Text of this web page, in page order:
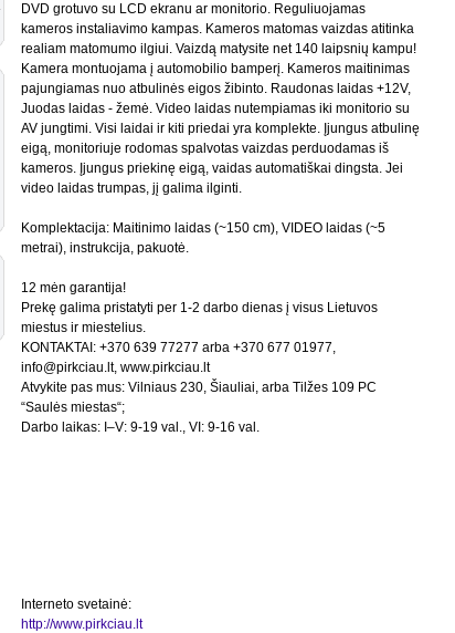
DVD grotuvo su LCD ekranu ar monitorio. Reguliuojamas
kameros instaliavimo kampas. Kameros matomas vaizdas atitinka
realiam matomumo ilgiui. Vaizdą matysite net 140 laipsnių kampu!
Kamera montuojama į automobilio bamperį. Kameros maitinimas
pajungiamas nuo atbulinės eigos žibinto. Raudonas laidas +12V,
Juodas laidas - žemė. Video laidas nutempiamas iki monitorio su
AV jungtimi. Visi laidai ir kiti priedai yra komplekte. Įjungus atbulinę
eigą, monitoriuje rodomas spalvotas vaizdas perduodamas iš
kameros. Įjungus priekinę eigą, vaidas automatiškai dingsta. Jei
video laidas trumpas, jį galima ilginti.
Komplektacija: Maitinimo laidas (~150 cm), VIDEO laidas (~5
metrai), instrukcija, pakuotė.
12 mėn garantija!
Prekę galima pristatyti per 1-2 darbo dienas į visus Lietuvos
miestus ir miestelius.
KONTAKTAI: +370 639 77277 arba +370 677 01977,
info@pirkciau.lt, www.pirkciau.lt
Atvykite pas mus: Vilniaus 230, Šiauliai, arba Tilžes 109 PC
“Saulės miestas“;
Darbo laikas: I–V: 9-19 val., VI: 9-16 val.
Interneto svetainė:
http://www.pirkciau.lt